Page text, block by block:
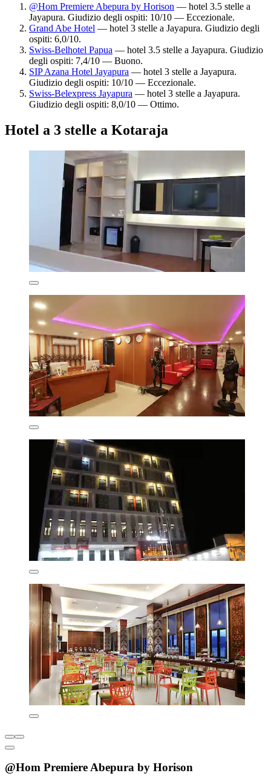
@Hom Premiere Abepura by Horison — hotel 3.5 stelle a
Jayapura. Giudizio degli ospiti: 10/10 — Eccezionale.
Grand Abe Hotel — hotel 3 stelle a Jayapura. Giudizio degli
ospiti: 6,0/10.
Swiss-Belhotel Papua — hotel 3.5 stelle a Jayapura. Giudizio
degli ospiti: 7,4/10 — Buono.
SIP Azana Hotel Jayapura — hotel 3 stelle a Jayapura.
Giudizio degli ospiti: 10/10 — Eccezionale.
Swiss-Belexpress Jayapura — hotel 3 stelle a Jayapura.
Giudizio degli ospiti: 8,0/10 — Ottimo.
Hotel a 3 stelle a Kotaraja
@Hom Premiere Abepura by Horison